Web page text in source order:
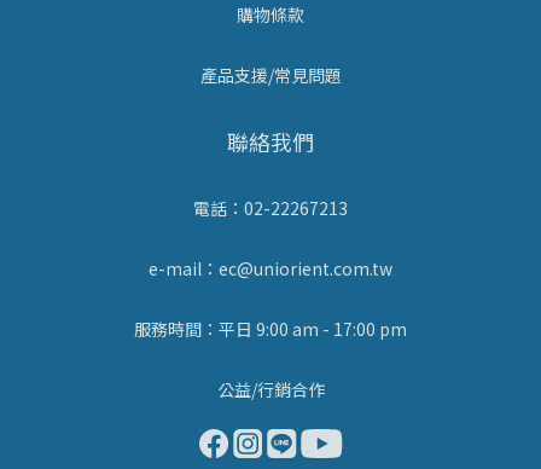
購物條款
產品支援/常見問題
聯絡我們
電話：02-22267213
e-mail：ec@uniorient.com.tw
服務時間：平日 9:00 am - 17:00 pm
公益/行銷合作